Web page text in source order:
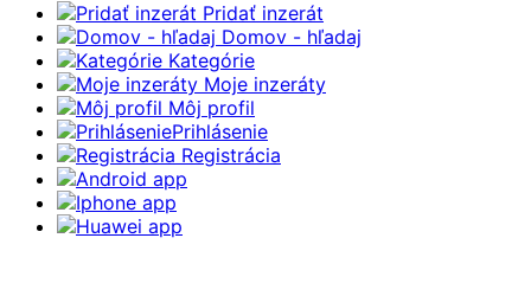
Pridať inzerát
Domov - hľadaj
Kategórie
Moje inzeráty
Môj profil
Prihlásenie
Registrácia